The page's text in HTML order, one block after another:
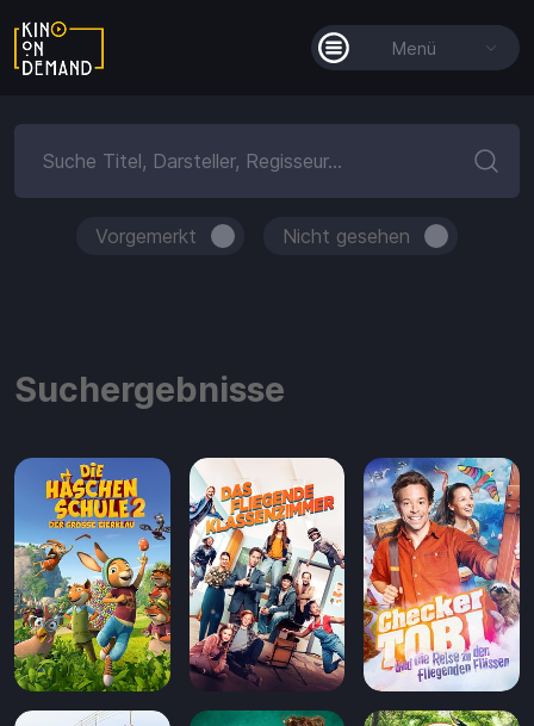
Menü
So funktioniert's
Guthaben
Aufladen
Einlösen
Vorgemerkt Nicht gesehen
Suchergebnisse